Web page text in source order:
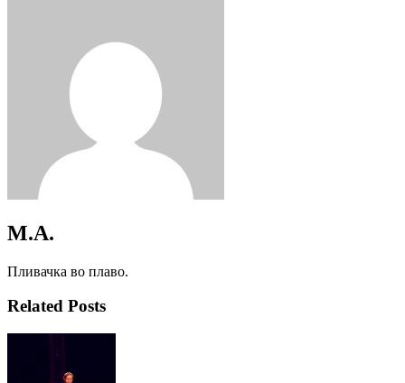
M.A.
Пливачка во плаво.
Related Posts